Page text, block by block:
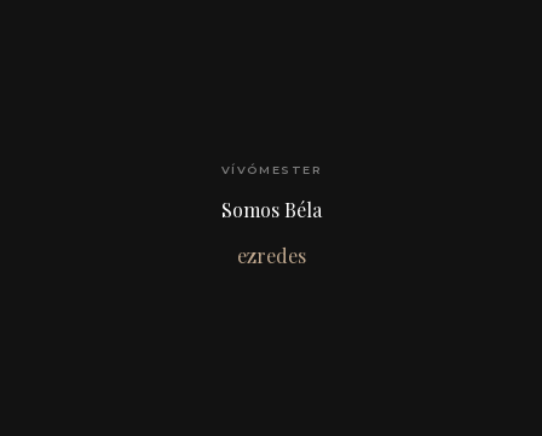
VÍVÓMESTER
Somos Béla
ezredes